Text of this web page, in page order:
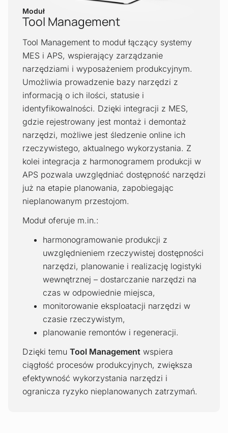
Moduł
Tool Management
Tool Management to moduł łączący systemy
MES i APS, wspierający zarządzanie
narzędziami i wyposażeniem produkcyjnym.
Umożliwia prowadzenie bazy narzędzi z
informacją o ich ilości, statusie i
identyfikowalności. Dzięki integracji z MES,
gdzie rejestrowany jest montaż i demontaż
narzędzi, możliwe jest śledzenie online ich
rzeczywistego, aktualnego wykorzystania. Z
kolei integracja z harmonogramem produkcji w
APS pozwala uwzględniać dostępność narzędzi
już na etapie planowania, zapobiegając
nieplanowanym przestojom.
Moduł oferuje m.in.:
harmonogramowanie produkcji z
uwzględnieniem rzeczywistej dostępności
narzędzi, planowanie i realizację logistyki
wewnętrznej – dostarczanie narzędzi na
czas w odpowiednie miejsca,
monitorowanie eksploatacji narzędzi w
czasie rzeczywistym,
planowanie remontów i regeneracji.
Dzięki temu Tool Management wspiera
ciągłość procesów produkcyjnych, zwiększa
efektywność wykorzystania narzędzi i
ogranicza ryzyko nieplanowanych zatrzymań.